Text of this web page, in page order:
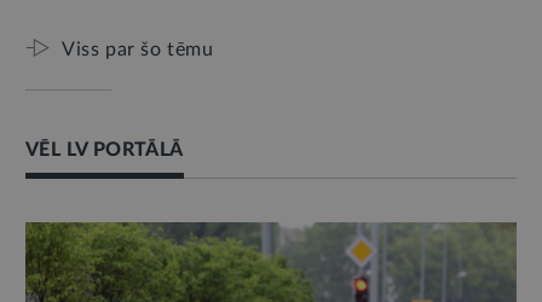
Viss par šo tēmu
VĒL LV PORTĀLĀ